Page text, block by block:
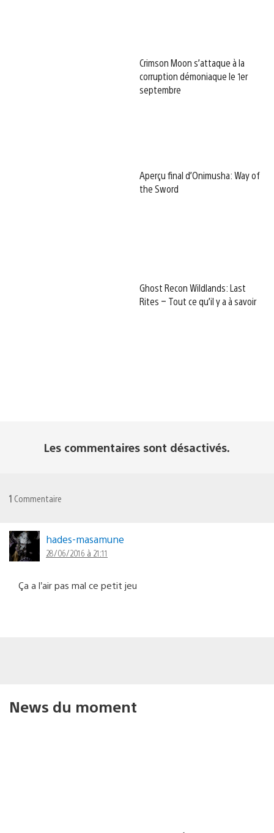
Crimson Moon s’attaque à la
corruption démoniaque le 1er
septembre
Aperçu final d’Onimusha: Way of
the Sword
Ghost Recon Wildlands: Last
Rites – Tout ce qu’il y a à savoir
Les commentaires sont désactivés.
1 Commentaire
hades-masamune
28/06/2016 à 21:11
Ça a l’air pas mal ce petit jeu
News du moment